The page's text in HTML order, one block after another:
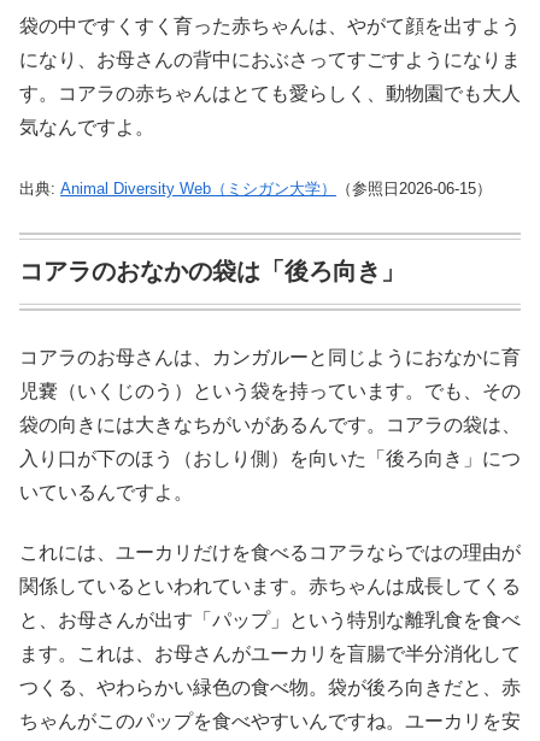
袋の中ですくすく育った赤ちゃんは、やがて顔を出すよう
になり、お母さんの背中におぶさってすごすようになりま
す。コアラの赤ちゃんはとても愛らしく、動物園でも大人
気なんですよ。
出典: Animal Diversity Web（ミシガン大学） （参照日2026-06-15）
コアラのおなかの袋は「後ろ向き」
コアラのお母さんは、カンガルーと同じようにおなかに育
児嚢（いくじのう）という袋を持っています。でも、その
袋の向きには大きなちがいがあるんです。コアラの袋は、
入り口が下のほう（おしり側）を向いた「後ろ向き」につ
いているんですよ。
これには、ユーカリだけを食べるコアラならではの理由が
関係しているといわれています。赤ちゃんは成長してくる
と、お母さんが出す「パップ」という特別な離乳食を食べ
ます。これは、お母さんがユーカリを盲腸で半分消化して
つくる、やわらかい緑色の食べ物。袋が後ろ向きだと、赤
ちゃんがこのパップを食べやすいんですね。ユーカリを安